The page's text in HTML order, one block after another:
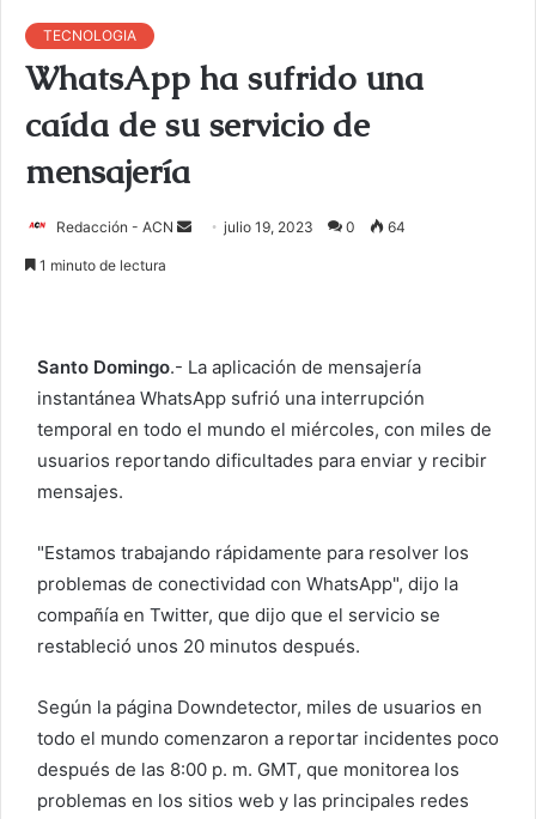
TECNOLOGIA
WhatsApp ha sufrido una
caída de su servicio de
mensajería
Redacción - ACN
r
u
n
c
l
c
t
r
ó
julio 19, 2023 0 64
1 minuto de lectura
Santo Domingo.- La aplicación de mensajería
instantánea WhatsApp sufrió una interrupción
temporal en todo el mundo el miércoles, con miles de
usuarios reportando dificultades para enviar y recibir
mensajes.
"Estamos trabajando rápidamente para resolver los
problemas de conectividad con WhatsApp", dijo la
compañía en Twitter, que dijo que el servicio se
restableció unos 20 minutos después.
Según la página Downdetector, miles de usuarios en
todo el mundo comenzaron a reportar incidentes poco
después de las 8:00 p. m. GMT, que monitorea los
problemas en los sitios web y las principales redes